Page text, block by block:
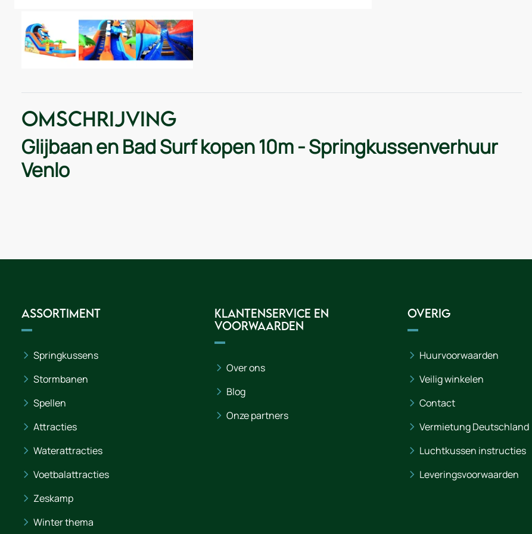
Omschrijving
Glijbaan en Bad Surf kopen 10m - Springkussenverhuur
Venlo
Assortiment
Springkussens
Stormbanen
Spellen
Attracties
Waterattracties
Voetbalattracties
Zeskamp
Winter thema
Klantenservice en
voorwaarden
Over ons
Blog
Onze partners
Overig
Huurvoorwaarden
Veilig winkelen
Contact
Vermietung Deutschland
Luchtkussen instructies
Leveringsvoorwaarden